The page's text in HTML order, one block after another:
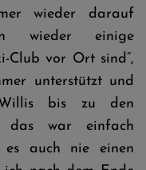
wieder darauf
wieder einige
Club vor Ort sind“,
unterstützt und
bis zu den
das war einfach
auch nie einen